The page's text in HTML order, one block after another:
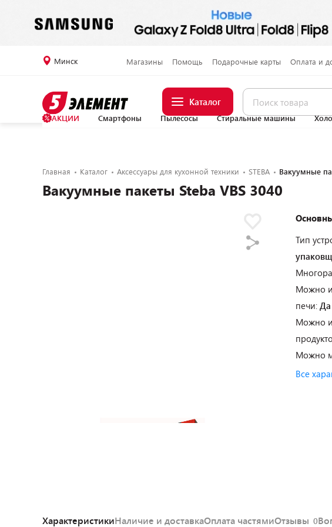
Минск Магазины Помощь Подарочные карты Оплата и
Каталог
АКЦИИ Смартфоны Пылесосы Стиральные машины
Главная Каталог Аксессуары для кухонной техники STEBA Вакуумные
Вакуумные пакеты Steba VBS 3040
Тип
Можно
печи: Да
Можно
Можно
Все
ХарактеристикиНаличие и доставкаОплата частямиОтзывы 0